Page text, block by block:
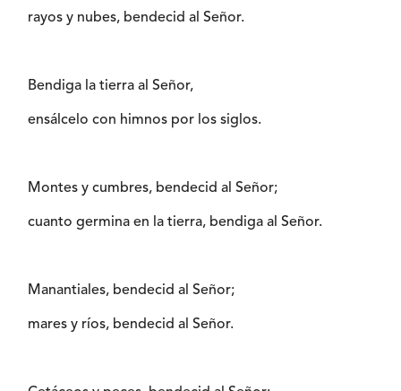
rayos y nubes, bendecid al Señor.
Bendiga la tierra al Señor,
ensálcelo con himnos por los siglos.
Montes y cumbres, bendecid al Señor;
cuanto germina en la tierra, bendiga al Señor.
Manantiales, bendecid al Señor;
mares y ríos, bendecid al Señor.